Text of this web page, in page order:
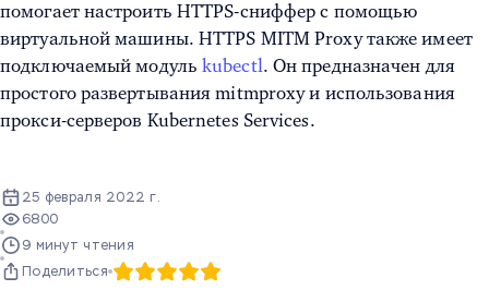
помогает настроить HTTPS-сниффер с помощью
виртуальной машины. HTTPS MITM Proxy также имеет
подключаемый модульkubectl. Он предназначен для
простого развертывания mitmproxy и использования
прокси-серверов Kubernetes Services.
25 февраля 2022 г.
6800
9 минут чтения
Поделиться